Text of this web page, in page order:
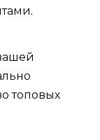
топовых